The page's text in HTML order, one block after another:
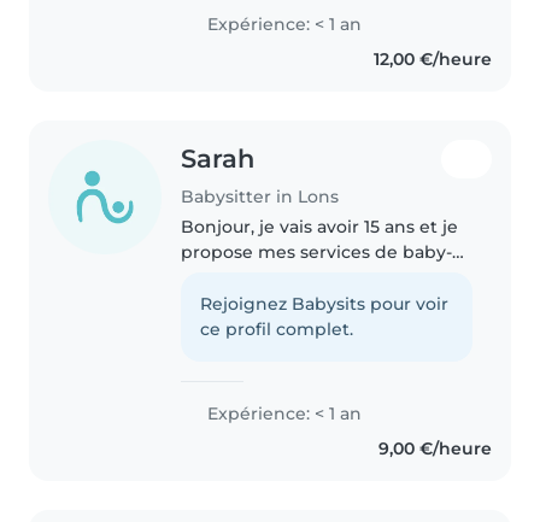
enfance (CAP). J'ai une première
certification en secourisme. Je
parle français couramment. Je..
Expérience: < 1 an
12,00 €/heure
Sarah
Babysitter in Lons
Bonjour, je vais avoir 15 ans et je
propose mes services de baby-
responsable et motivée, j'aime
m'occuper des enfants et je ferai
Rejoignez Babysits pour voir
ce profil complet.
Expérience: < 1 an
9,00 €/heure